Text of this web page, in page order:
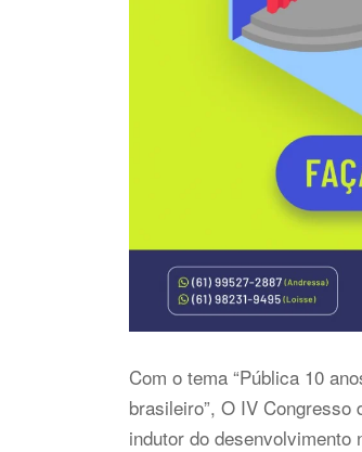
Com o tema “Pública 10
brasileiro”, O IV
indutor do desenvolvimento